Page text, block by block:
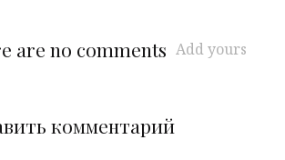
are no comments Add yours
комментарий